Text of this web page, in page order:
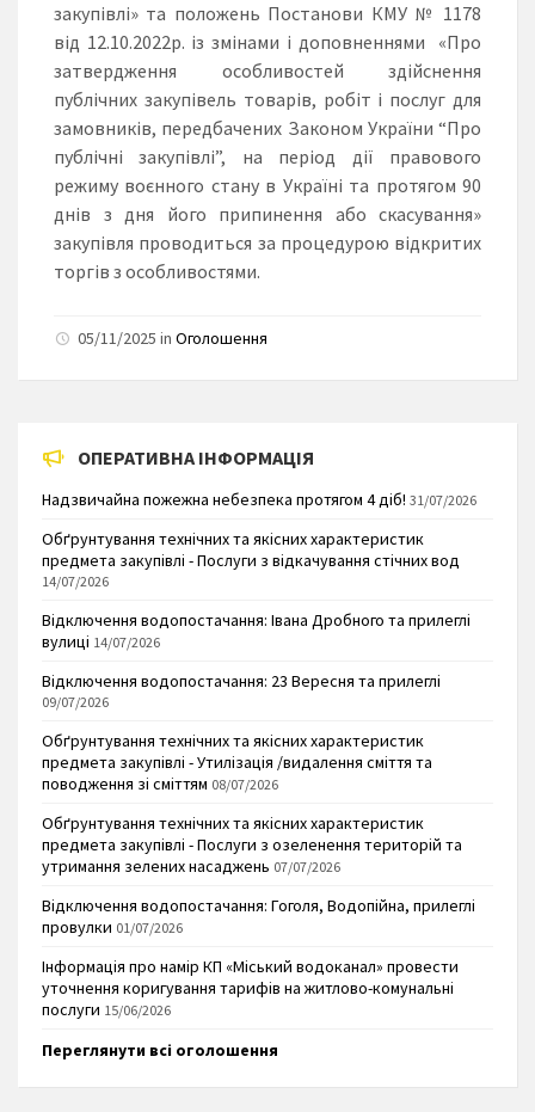
закупівлі» та положень Постанови КМУ № 1178
від 12.10.2022р. із змінами і доповненнями «Про
затвердження особливостей здійснення
публічних закупівель товарів, робіт і послуг для
замовників, передбачених Законом України “Про
публічні закупівлі”, на період дії правового
режиму воєнного стану в Україні та протягом 90
днів з дня його припинення або скасування»
закупівля проводиться за процедурою відкритих
торгів з особливостями.
05/11/2025 in Оголошення
ОПЕРАТИВНА ІНФОРМАЦІЯ
Надзвичайна пожежна небезпека протягом 4 діб! 31/07/2026
Обґрунтування технічних та якісних характеристик
предмета закупівлі - Послуги з відкачування стічних вод
14/07/2026
Відключення водопостачання: Івана Дробного та прилеглі
вулиці 14/07/2026
Відключення водопостачання: 23 Вересня та прилеглі
09/07/2026
Обґрунтування технічних та якісних характеристик
предмета закупівлі - Утилізація /видалення сміття та
поводження зі сміттям 08/07/2026
Обґрунтування технічних та якісних характеристик
предмета закупівлі - Послуги з озеленення територій та
утримання зелених насаджень 07/07/2026
Відключення водопостачання: Гоголя, Водопійна, прилеглі
провулки 01/07/2026
Інформація про намір КП «Міський водоканал» провести
уточнення коригування тарифів на житлово-комунальні
послуги 15/06/2026
Переглянути всі оголошення